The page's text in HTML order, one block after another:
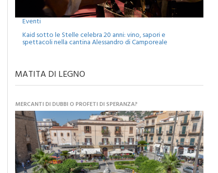
Kaid sotto le Stelle celebra 20 anni: vino, sapori e
spettacoli nella cantina Alessandro di Camporeale